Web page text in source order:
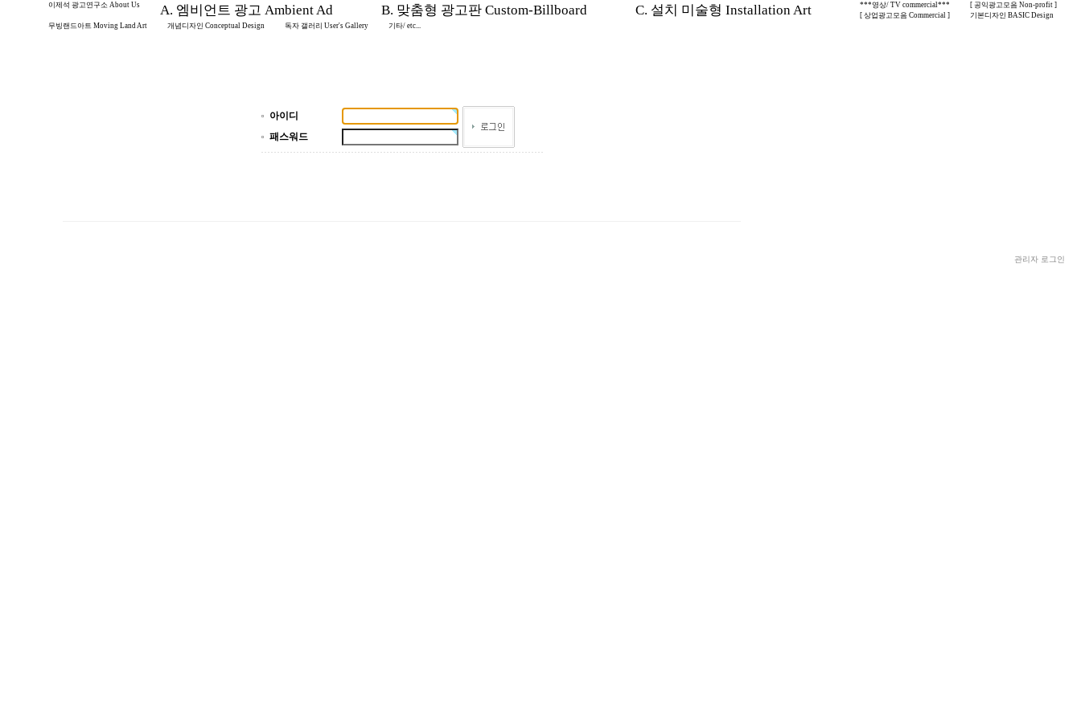
이제석 광고연구소 About Us A. 엠비언트 광고 Ambient Ad B. 맞춤형 광고판 Custom-Billboard C. 설치 미술형 Installation Art ***영상/ TV commercial***
[ 공익광고모음 Non-profit ]
[ 상업광고모음 Commercial ]
기본디자인 BASIC Design
무빙랜드아트 Moving Land Art
개념디자인 Conceptual Design 독자 갤러리 User's Gallery 기타/ etc...
아이디
패스워드
관리자 로그인